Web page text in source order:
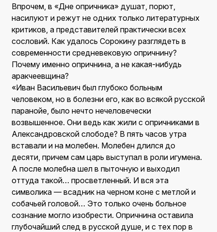
Впрочем, в «Дне опричника» душат, порют,
насилуют и режут не одних только литературных
критиков, а представителей практически всех
сословий. Как удалось Сорокину разглядеть в
современности средневековую опричнину?
Почему именно опричнина, а не какая-нибудь
аракчеевщина?
«Иван Васильевич был глубоко больным
человеком, но в болезни его, как во всякой русской
паранойе, было нечто нечеловечески
возвышенное. Они ведь как жили с опричниками в
Александровской слободе? В пять часов утра
вставали и на молебен. Молебен длился до
десяти, причем сам царь выступал в роли игумена.
А после молебна шел в пыточную и выходил
оттуда такой… просветленный. И вся эта
символика — всадник на черном коне с метлой и
собачьей головой… Это только очень больное
сознание могло изобрести. Опричнина оставила
глубочайший след в русской душе, и с тех пор в